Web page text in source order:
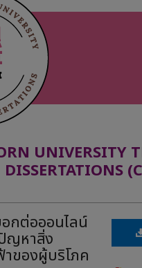
UNIVERSITY
DISSERTATIONS
กต่อออนไลน์
ญหาสิ่ง
ของผู้บริโภค